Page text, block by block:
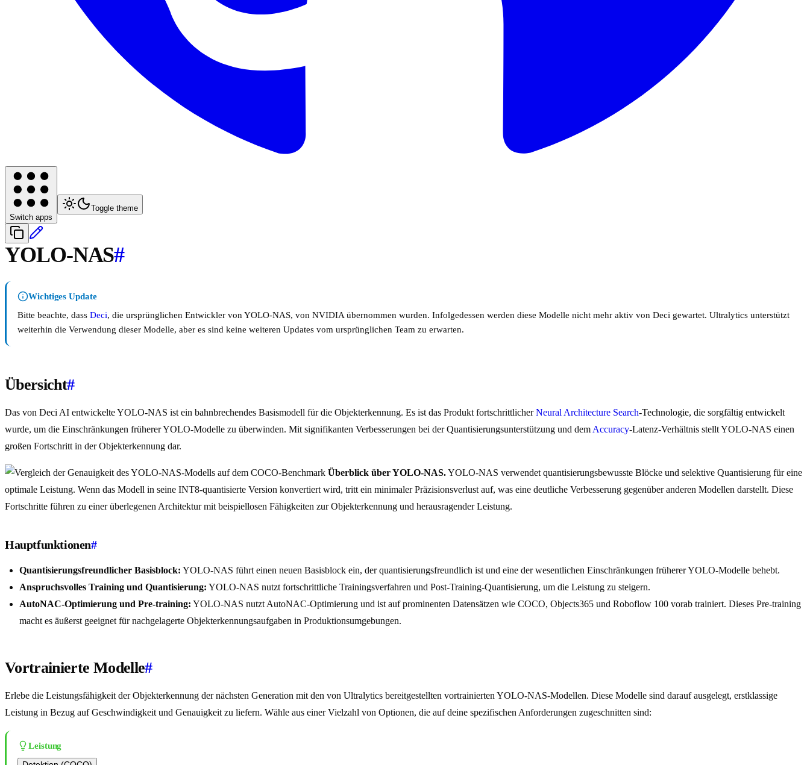
Switch apps
Toggle theme
YOLO-NAS#
Wichtiges Update
Bitte beachte, dass Deci, die ursprünglichen Entwickler von YOLO-NAS, von NVIDIA übernommen wurden. Infolgedessen werden diese Modelle nicht mehr aktiv von Deci gewartet. Ultralytics unterstützt
weiterhin die Verwendung dieser Modelle, aber es sind keine weiteren Updates vom ursprünglichen Team zu erwarten.
Übersicht#
Das von Deci AI entwickelte YOLO-NAS ist ein bahnbrechendes Basismodell für die Objekterkennung. Es ist das Produkt fortschrittlicherNeural Architecture Search-Technologie, die sorgfältig entwickelt
wurde, um die Einschränkungen früherer YOLO-Modelle zu überwinden. Mit signifikanten Verbesserungen bei der Quantisierungsunterstützung und dem Accuracy-Latenz-Verhältnis stellt YOLO-NAS einen
großen Fortschritt in der Objekterkennung dar.
Überblick über YOLO-NAS.YOLO-NAS verwendet quantisierungsbewusste Blöcke und selektive Quantisierung für eine
optimale Leistung. Wenn das Modell in seine INT8-quantisierte Version konvertiert wird, tritt ein minimaler Präzisionsverlust auf, was eine deutliche Verbesserung gegenüber anderen Modellen darstellt. Diese
Fortschritte führen zu einer überlegenen Architektur mit beispiellosen Fähigkeiten zur Objekterkennung und herausragender Leistung.
Hauptfunktionen#
Quantisierungsfreundlicher Basisblock: YOLO-NAS führt einen neuen Basisblock ein, der quantisierungsfreundlich ist und eine der wesentlichen Einschränkungen früherer YOLO-Modelle behebt.
Anspruchsvolles Training und Quantisierung: YOLO-NAS nutzt fortschrittliche Trainingsverfahren und Post-Training-Quantisierung, um die Leistung zu steigern.
AutoNAC-Optimierung und Pre-training: YOLO-NAS nutzt AutoNAC-Optimierung und ist auf prominenten Datensätzen wie COCO, Objects365 und Roboflow 100 vorab trainiert. Dieses Pre-training
macht es äußerst geeignet für nachgelagerte Objekterkennungsaufgaben in Produktionsumgebungen.
Vortrainierte Modelle#
Erlebe die Leistungsfähigkeit der Objekterkennung der nächsten Generation mit den von Ultralytics bereitgestellten vortrainierten YOLO-NAS-Modellen. Diese Modelle sind darauf ausgelegt, erstklassige
Leistung in Bezug auf Geschwindigkeit und Genauigkeit zu liefern. Wähle aus einer Vielzahl von Optionen, die auf deine spezifischen Anforderungen zugeschnitten sind:
Leistung